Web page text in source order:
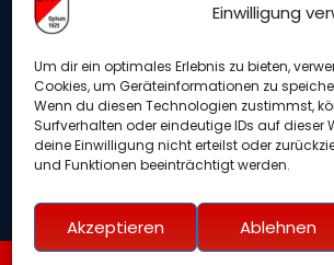
Einwilligung
Um dir ein optimales Erlebnis zu bieten,
Cookies, um Geräteinformationen zu
Wenn du diesen Technologien zustimmst,
Surfverhalten oder eindeutige IDs auf dieser
deine Einwilligung nicht erteilst oder
und Funktionen beeinträchtigt werden.
Akzeptieren Ablehnen
Unterstütze uns
Spenden für unseren Verein